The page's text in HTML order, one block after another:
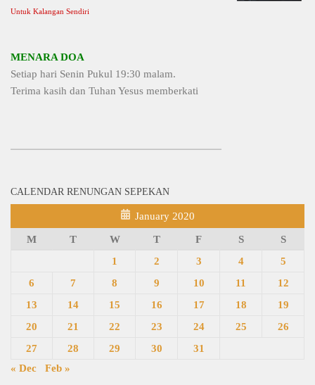
Untuk Kalangan Sendiri
MENARA DOA
Setiap hari Senin Pukul 19:30 malam.
Terima kasih dan Tuhan Yesus memberkati
CALENDAR RENUNGAN SEPEKAN
January 2020
M T W T F S
S
1
2 3 4
5
6
7 8 9 10 11
12
13
14 15 16 17 18
19
20
21 22 23 24 25
26
27
28 29 30
31
« Dec
Feb »